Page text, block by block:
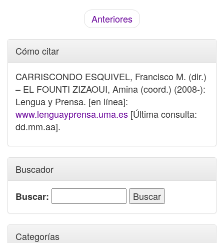
Anteriores
Cómo citar
CARRISCONDO ESQUIVEL, Francisco M. (dir.)
– EL FOUNTI ZIZAOUI, Amina (coord.) (2008-):
Lengua y Prensa. [en línea]:
www.lenguayprensa.uma.es [Última consulta:
dd.mm.aa].
Buscador
Buscar:
Categorías